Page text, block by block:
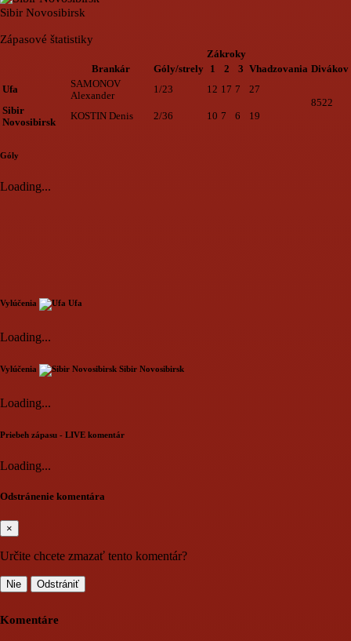
Sibir Novosibirsk
Zápasové štatistiky
Zákroky
Brankár
Góly/strely 1 2 3 Vhadzovania Divákov
Ufa
SAMONOV
Alexander
1/23 12 17 7
27
8522
Sibir
Novosibirsk
KOSTIN Denis 2/36 10 7 6 19
Góly
Loading...
Vylúčenia Ufa
Loading...
Vylúčenia Sibir Novosibirsk
Loading...
Priebeh zápasu - LIVE komentár
Loading...
Odstránenie komentára
×
Určite chcete zmazať tento komentár?
Nie Odstrániť
Komentáre